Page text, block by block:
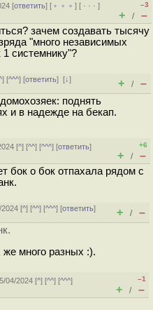
[ответить] [ ﹢﹢﹢] [ · · ·]
–3
+ / –
зачем создавать тысячу
"много независимых
системнику"?
] [^^^] [ответить][↓]
+ / –
поднять
и в надежде на бекап.
[^] [^^] [^^^] [ответить]
+6
+ / –
бок о бок отпахала рядом с
[^] [^^] [^^^] [ответить]
+ / –
много разных :).
04/2024 [^] [^^] [^^^]
–1
+ / –